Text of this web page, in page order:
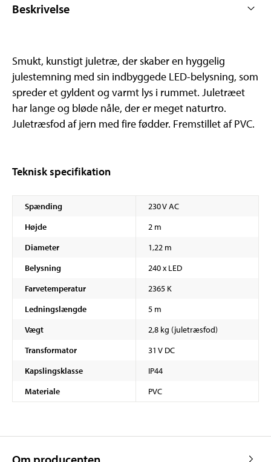
Beskrivelse
Smukt, kunstigt juletræ, der skaber en hyggelig
julestemning med sin indbyggede LED-belysning, som
spreder et gyldent og varmt lys i rummet. Juletræet
har lange og bløde nåle, der er meget naturtro.
Juletræsfod af jern med fire fødder. Fremstillet af PVC.
Teknisk specifikation
Spænding
230 V AC
Højde
2 m
Diameter
1,22 m
Belysning
240 x LED
Farvetemperatur
2365 K
Ledningslængde
5 m
Vægt
2,8 kg (juletræsfod)
Transformator
31 V DC
Kapslingsklasse
IP44
Materiale
PVC
Om producenten